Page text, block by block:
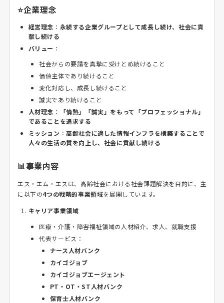
⭐企業理念
経営理念 ： 永続する企業グループとして成長し続け、社会に貢
献し続ける
バリュー ：
社会からの要請を真摯に受けとめ続けること
価値主体であり続けること
変化対応し、成長し続けること
誠実であり続けること
人材理念 ：
「情熱」「誠実」をもって「プロフェッショナル」
であることを追求する
ミッション ：高齢社会に適した情報インフラを構築することで
人々の生活の質を向上し、社会に貢献し続ける
📊事業内容
エス・エム・エスは、高齢社会における社会課題解決を目的に、主
に以下の4つの戦略的事業領域を展開しています。
キャリア事業領域
医療・介護・障害福祉領域の人材紹介、求人、就職支援
代表サービス：
ナース人材バンク
カイゴジョブ
カイゴジョブエージェント
PT・OT・ST人材バンク
保育士人材バンク